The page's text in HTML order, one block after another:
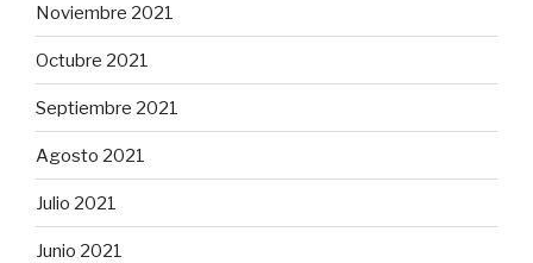
Noviembre 2021
Octubre 2021
Septiembre 2021
Agosto 2021
Julio 2021
Junio 2021